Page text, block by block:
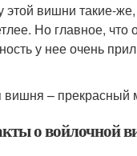
этой вишни такие-
Но главное, что
у нее очень
– прекрасный
о войлочной